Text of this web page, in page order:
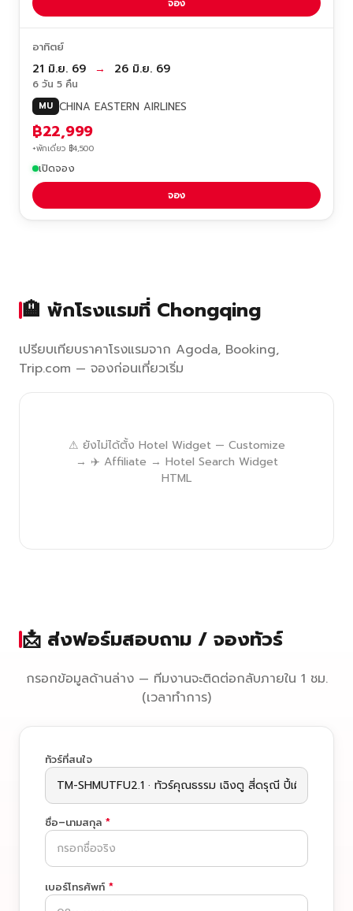
จอง
อาทิตย์
21 มิ.ย. 69 → 26 มิ.ย. 69
6 วัน 5 คืน
MU CHINA EASTERN AIRLINES
฿22,999
+พักเดี่ยว ฿4,500
เปิดจอง
จอง
🏨 พักโรงแรมที่ Chongqing
เปรียบเทียบราคาโรงแรมจาก Agoda, Booking,
Trip.com — จองก่อนเที่ยวเริ่ม
⚠ ยังไม่ได้ตั้ง Hotel Widget — Customize
→ ✈️ Affiliate → Hotel Search Widget
HTML
📩 ส่งฟอร์มสอบถาม / จองทัวร์
กรอกข้อมูลด้านล่าง — ทีมงานจะติดต่อกลับภายใน 1 ชม.
(เวลาทำการ)
ทัวร์ที่สนใจ
ชื่อ–นามสกุล *
เบอร์โทรศัพท์ *